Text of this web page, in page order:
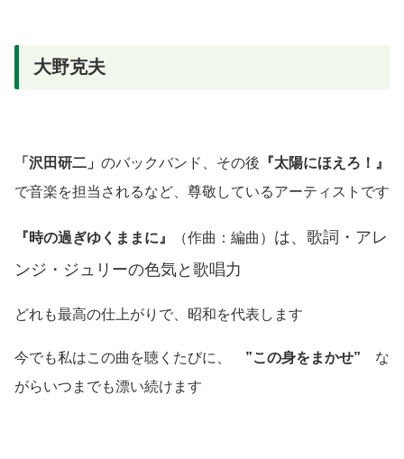
大野克夫
「沢田研二」 のバックバンド、その後 『太陽にほえろ！』
で音楽を担当されるなど、尊敬しているアーティストです
『時の過ぎゆくままに』 （作曲：編曲） は、歌詞・アレ
ンジ・ジュリーの色気と歌唱力
どれも最高の仕上がりで、昭和を代表します
今でも私はこの曲を聴くたびに、 ”この身をまかせ” な
がらいつまでも漂い続けます